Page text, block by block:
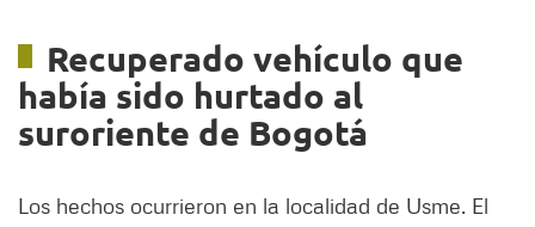
Recuperado vehículo que
había sido hurtado al
suroriente de Bogotá
Los hechos ocurrieron en la localidad de Usme. El